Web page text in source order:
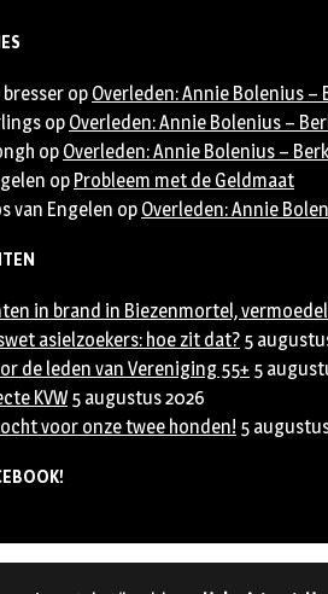
bresser op Overleden: Annie Bolenius –
op Overleden: Annie Bolenius –
op Overleden: Annie Bolenius –
op Probleem met de Geldmaat
van Engelen op Overleden: Annie
in brand in Biezenmortel,
asielzoekers: hoe zit dat? 5
de leden van Vereniging 55+ 5
KVW 5 augustus 2026
voor onze twee honden! 5